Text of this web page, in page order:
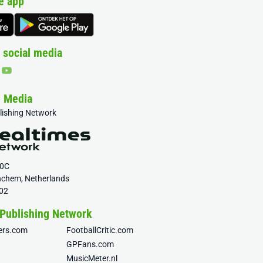
media
Media
Network
Netherlands
Network
FootballCritic.com
GPFans.com
MusicMeter.nl